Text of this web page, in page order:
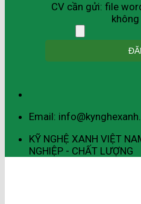
CV cần gửi: file
không
Email:
KỸ NGHỆ XANH VIỆT
NGHIỆP - CHẤT LƯỢNG